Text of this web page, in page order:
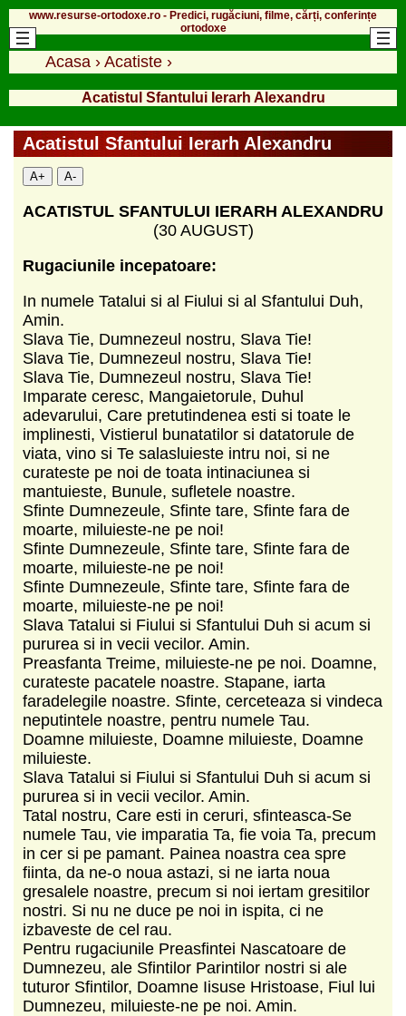
www.resurse-ortodoxe.ro - Predici, rugăciuni, filme, cărți, conferințe
ortodoxe
Acasa › Acatiste ›
Acatistul Sfantului Ierarh Alexandru
Acatistul Sfantului Ierarh Alexandru
A+ A-
ACATISTUL SFANTULUI IERARH ALEXANDRU
(30 AUGUST)
Rugaciunile incepatoare:
In numele Tatalui si al Fiului si al Sfantului Duh,
Amin.
Slava Tie, Dumnezeul nostru, Slava Tie!
Slava Tie, Dumnezeul nostru, Slava Tie!
Slava Tie, Dumnezeul nostru, Slava Tie!
Imparate ceresc, Mangaietorule, Duhul
adevarului, Care pretutindenea esti si toate le
implinesti, Vistierul bunatatilor si datatorule de
viata, vino si Te salasluieste intru noi, si ne
curateste pe noi de toata intinaciunea si
mantuieste, Bunule, sufletele noastre.
Sfinte Dumnezeule, Sfinte tare, Sfinte fara de
moarte, miluieste-ne pe noi!
Sfinte Dumnezeule, Sfinte tare, Sfinte fara de
moarte, miluieste-ne pe noi!
Sfinte Dumnezeule, Sfinte tare, Sfinte fara de
moarte, miluieste-ne pe noi!
Slava Tatalui si Fiului si Sfantului Duh si acum si
pururea si in vecii vecilor. Amin.
Preasfanta Treime, miluieste-ne pe noi. Doamne,
curateste pacatele noastre. Stapane, iarta
faradelegile noastre. Sfinte, cerceteaza si vindeca
neputintele noastre, pentru numele Tau.
Doamne miluieste, Doamne miluieste, Doamne
miluieste.
Slava Tatalui si Fiului si Sfantului Duh si acum si
pururea si in vecii vecilor. Amin.
Tatal nostru, Care esti in ceruri, sfinteasca-Se
numele Tau, vie imparatia Ta, fie voia Ta, precum
in cer si pe pamant. Painea noastra cea spre
fiinta, da ne-o noua astazi, si ne iarta noua
gresalele noastre, precum si noi iertam gresitilor
nostri. Si nu ne duce pe noi in ispita, ci ne
izbaveste de cel rau.
Pentru rugaciunile Preasfintei Nascatoare de
Dumnezeu, ale Sfintilor Parintilor nostri si ale
tuturor Sfintilor, Doamne Iisuse Hristoase, Fiul lui
Dumnezeu, miluieste-ne pe noi. Amin.